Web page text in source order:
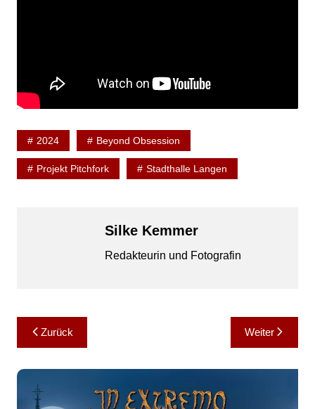
2024 Beyond Obsession
Projekt Pitchfork Stadthalle Langen
Silke Kemmer
Redakteurin und Fotografin
Beitragsnavigation
Zurück Weiter